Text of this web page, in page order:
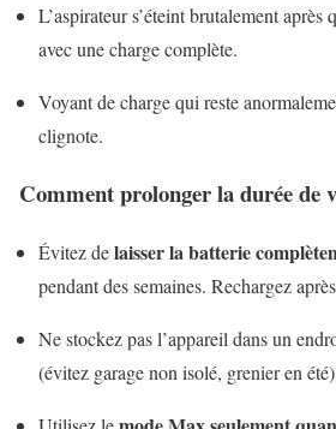
L’aspirateur s’éteint brutalement après
avec une charge complète.
Voyant de charge qui reste
clignote.
Comment prolonger la durée de
Évitez delaisser la batterie
pendant des semaines. Rechargez
Ne stockez pas l’appareil dans un
(évitez garage non isolé, grenier en